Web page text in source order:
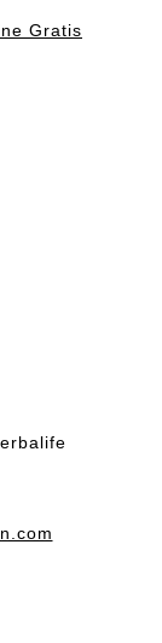
Gratis